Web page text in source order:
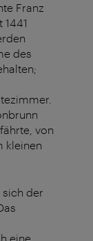
Franz
des
von
kleinen
sich der
eine